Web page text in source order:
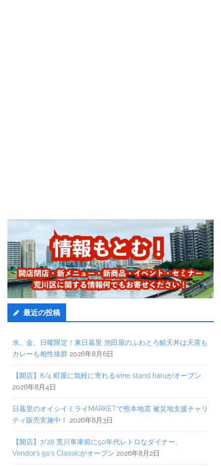
最近の投稿
水、金、日曜限定！東日暮里 池田屋のふわとろ鯖天丼は天茶も
カレーも相性抜群 2026年8月6日
【開店】8/4 町屋に気軽に寄れるwine stand haruがオープン
2026年8月4日
日暮里のオイシイミライMARKETで熊本地震 被災地支援チャリ
ティ販売実施中！
2026年8月3日
【開店】7/28 荒川車庫前に50年代レトロなダイナー、
Vendor’s 50’s Classicがオープン 2026年8月2日